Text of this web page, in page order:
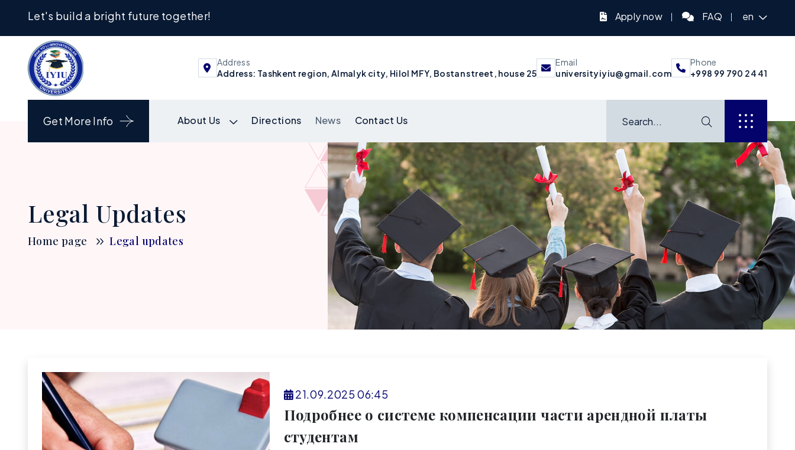
Let's build a bright future together! Apply now FAQ en
Address
Address: Tashkent region, Almalyk city, Hilol MFY, Bostan street, house 25
Email
universityiyiu@gmail.com
Phone
+998 99 790 24 41
Get More Info About Us Directions News Contact Us
Legal Updates
Home page Legal updates
21.09.2025 06:45
Подробнее о системе компенсации части арендной платы
студентам